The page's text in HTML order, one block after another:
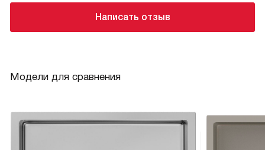
Написать отзыв
Модели для сравнения